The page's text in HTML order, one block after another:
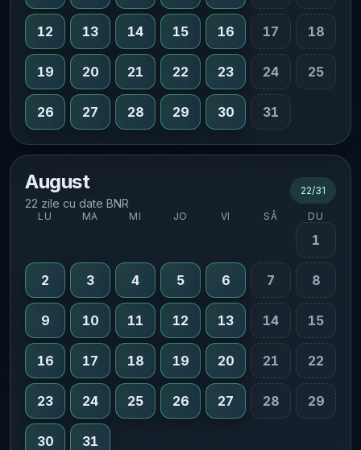
12 13 14 15 16 17 18
19 20 21 22 23 24 25
26 27 28 29 30 31
August
22 zile cu date BNR
22/31
LU MA MI JO VI SÂ DU
1
2 3 4 5 6 7 8
9 10 11 12 13 14 15
16 17 18 19 20 21 22
23 24 25 26 27 28 29
30 31